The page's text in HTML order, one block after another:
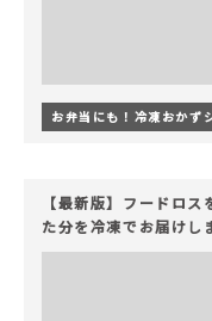
お弁当にも！冷凍おかず
【最新版】フードロ
た分を冷凍でお届けし